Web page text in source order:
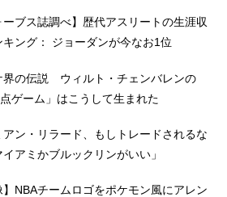
ーブス誌調べ】歴代アスリートの生涯収
キング： ジョーダンが今なお1位
界の伝説 ウィルト・チェンバレンの
点ゲーム」はこうして生まれた
アン・リラード、もしトレードされるな
イアミかブルックリンがいい」
】NBAチームロゴをポケモン風にアレン